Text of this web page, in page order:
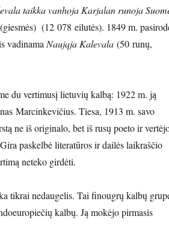
taikka vanhoja Karjalan runoja
(12 078 eilutės). 1849 m.
vadinama Naująja Kalevala(50 runų,
du vertimusį lietuvių kalbą: 1922 m. ją
Marcinkevičius. Tiesa, 1913 m. savo
ne iš originalo, bet iš rusų poeto ir
paskelbė literatūros ir dailės laikraščio
neteko girdėti.
tikrai nedaugelis. Tai finougrų kalbų
kalbų. Ją mokėjo pirmasis